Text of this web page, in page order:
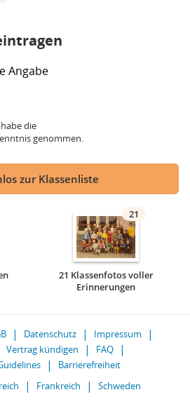
Angabe
die
genommen.
zur Klassenliste
21
21 Klassenfotos voller
Erinnerungen
Datenschutz
Impressum
Vertrag kündigen
FAQ
Barrierefreiheit
Frankreich Schweden